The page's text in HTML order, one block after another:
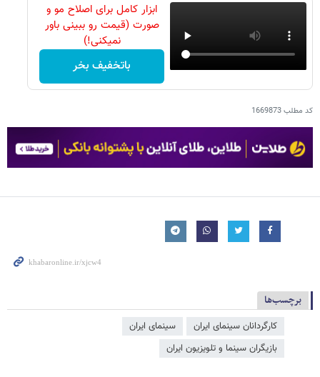
ابزار کامل برای اصلاح مو و
صورت (قیمت رو ببینی باور
نمیکنی!)
باتخفیف بخر
کد مطلب1669873
برچسب‌ها
کارگردانان سینمای ایران
سینمای ایران
بازیگران سینما و تلویزیون ایران